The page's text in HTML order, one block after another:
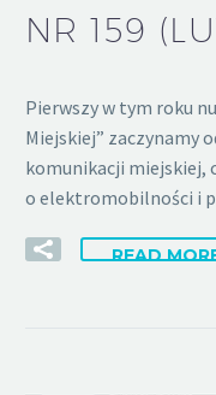
NR 159
Pierwszy w tym roku
Miejskiej” zaczynamy
komunikacji miejskiej,
o elektromobilności i
READ